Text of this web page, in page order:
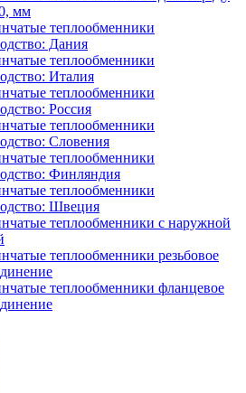
мм
теплообменники
Дания
теплообменники
Италия
теплообменники
Россия
теплообменники
Словения
теплообменники
Финляндия
теплообменники
Швеция
теплообменники с наружной
теплообменники резьбовое
теплообменники фланцевое